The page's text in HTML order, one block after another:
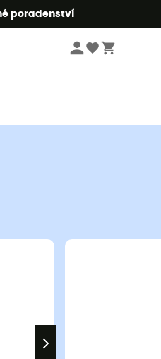
poradenství